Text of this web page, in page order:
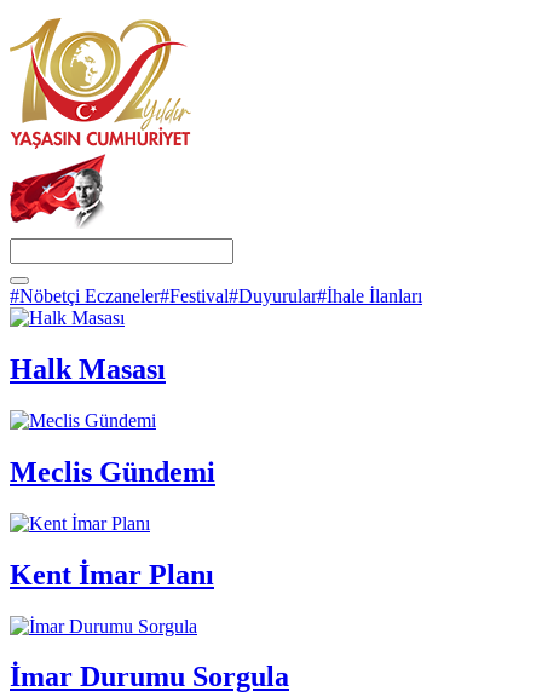
#Nöbetçi Eczaneler#Festival#Duyurular#İhale İlanları
Halk Masası
Meclis Gündemi
Kent İmar Planı
İmar Durumu Sorgula